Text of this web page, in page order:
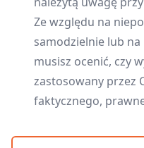
Ze względu na
samodzielnie lub
musisz ocenić, czy
zastosowany przez
faktycznego,